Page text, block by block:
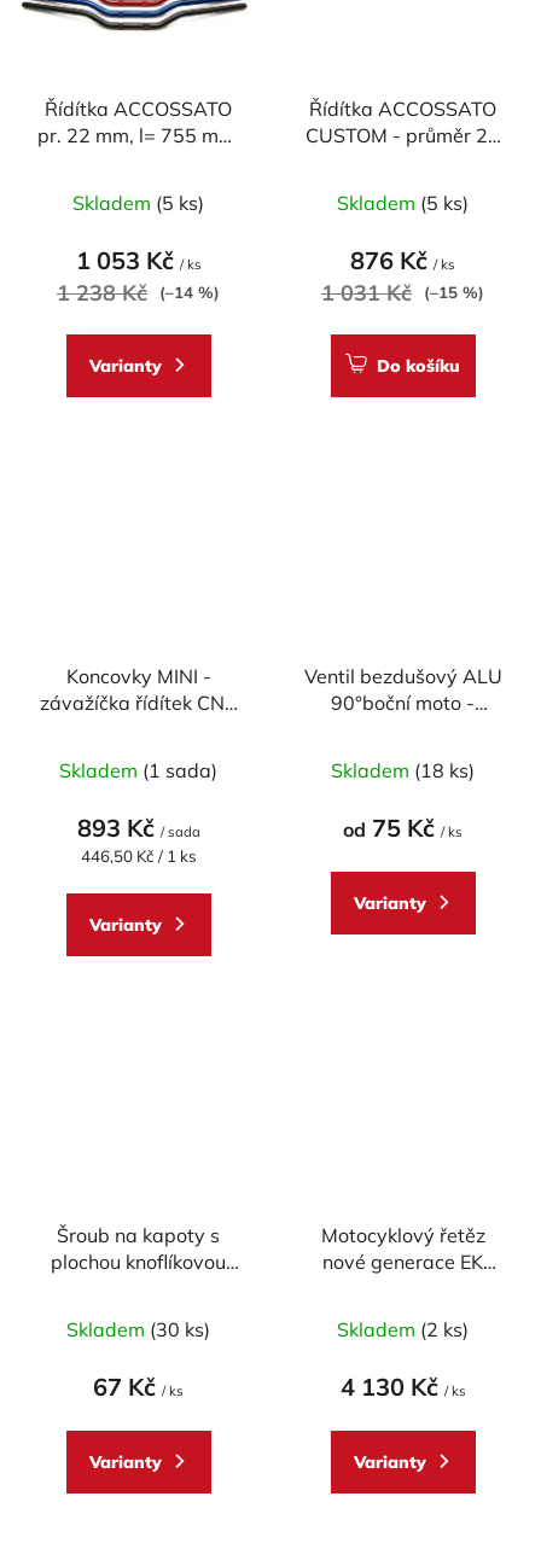
Řídítka ACCOSSATO
pr. 22 mm, l= 755 mm,
hodnocení
produktu
je
5
Skladem (5 ks)
1 053 Kč / ks
1 238 Kč (–14 %)
Varianty
Řídítka ACCOSSATO
CUSTOM - průměr 22
hodnocení
produktu
je
5
Skladem (5 ks)
876 Kč / ks
1 031 Kč (–15 %)
Do košíku
Koncovky MINI -
závažíčka řídítek CNC
Skladem (1 sada)
893 Kč / sada
Měrná
446,50 Kč / 1 ks
Varianty
Ventil bezdušový ALU
90°boční moto -
Skladem (18 ks)
od 75 Kč / ks
Varianty
Šroub na kapoty s
plochou knoflíkovou
Skladem (30 ks)
67 Kč / ks
Varianty
Motocyklový řetěz
nové generace EK
technologie
Skladem (2 ks)
4 130 Kč / ks
Varianty